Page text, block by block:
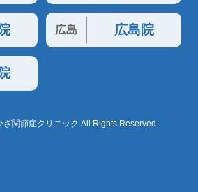
広島 広島院
関節症クリニック All Rights Reserved.